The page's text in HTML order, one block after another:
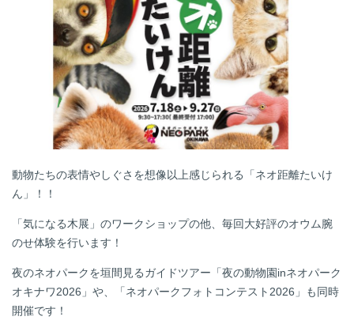
動物たちの表情やしぐさを想像以上感じられる「ネオ距離たいけ
ん」！！
「気になる木展」のワークショップの他、毎回大好評のオウム腕
のせ体験を行います！
夜のネオパークを垣間見るガイドツアー「夜の動物園inネオパーク
オキナワ2026」や、「ネオパークフォトコンテスト2026」も同時
開催です！